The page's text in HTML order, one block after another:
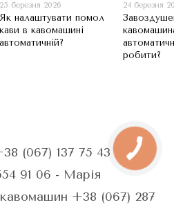
25 березня 2026
Як налаштувати помол
кави в кавомашині
автоматичній?
24 березня
робити?
(067) 137 75 43 - Анна
91 06 - Марія
+38 (067) 287